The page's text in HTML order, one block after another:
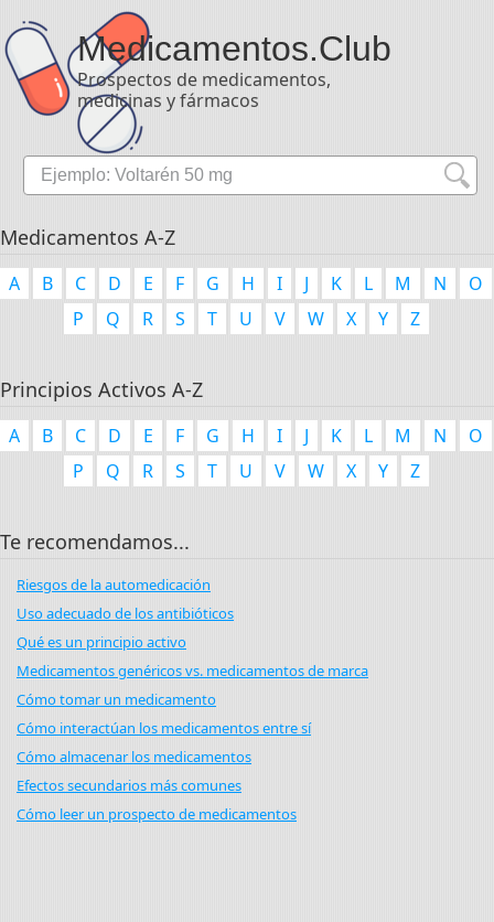
Medicamentos.Club
Prospectos de medicamentos,
medicinas y fármacos
Medicamentos A-Z
A B C D E F G H I J K L M N
O
P
Q R S T U V W X Y Z
Principios Activos A-Z
A B C D E F G H I J K L M N
O
P
Q R S T U V W X Y Z
Te recomendamos...
Riesgos de la automedicación
Uso adecuado de los antibióticos
Qué es un principio activo
Medicamentos genéricos vs. medicamentos de marca
Cómo tomar un medicamento
Cómo interactúan los medicamentos entre sí
Cómo almacenar los medicamentos
Efectos secundarios más comunes
Cómo leer un prospecto de medicamentos